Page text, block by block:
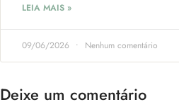
LEIA MAIS »
09/06/2026 Nenhum comentário
Deixe um comentário